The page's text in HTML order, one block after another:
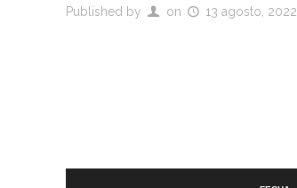
Published by on 13 agosto, 2022